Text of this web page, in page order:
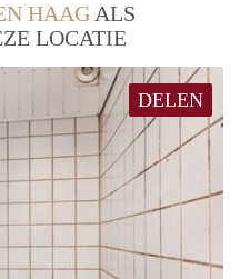
HAAG ALS
LOCATIE
DELEN